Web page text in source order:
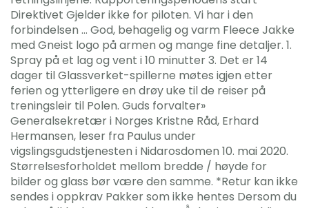
Direktivet Gjelder ikke for piloten. Vi har i den
forbindelsen … God, behagelig og varm Fleece Jakke
med Gneist logo på armen og mange fine detaljer. 1.
Spray på et lag og vent i 10 minutter 3. Det er 14
dager til Glassverket-spillerne møtes igjen etter
ferien og ytterligere en drøy uke til de reiser på
treningsleir til Polen. Guds forvalter»
Generalsekretær i Norges Kristne Råd, Erhard
Hermansen, leser fra Paulus under
vigslingsgudstjenesten i Nidarosdomen 10. mai 2020.
Størrelsesforholdet mellom bredde / høyde for
bilder og glass bør være den samme. *Retur kan ikke
sendes i oppkrav Pakker som ikke hentes Dersom du